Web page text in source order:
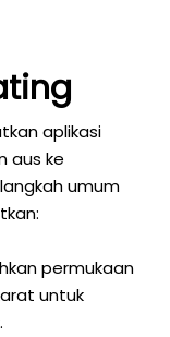
aplikasi
aus ke
umum
permukaan
untuk